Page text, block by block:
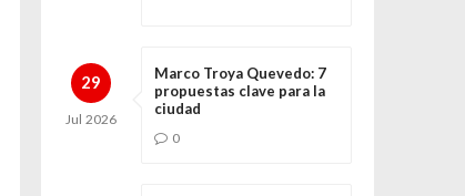
29
Jul 2026
Marco Troya Quevedo: 7
propuestas clave para la
ciudad
0